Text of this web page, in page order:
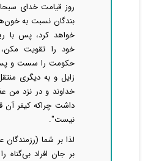
روز قیامت خدای
بندگان نسبت به
خواهد کرد، پس با
خود را تقویت
حکومت را سست و پست
زایل و به دیگری
خداوند و در نزد من
داشت چراکه کیفر
نیست".
لذا بر شما
بر جان افراد بی‌گناه